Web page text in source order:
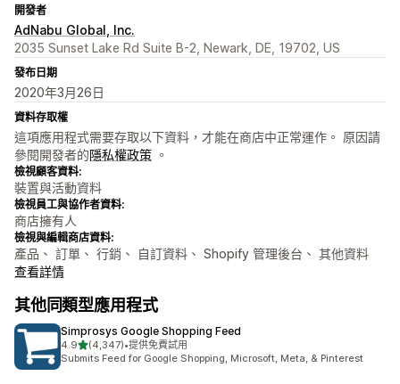
開發者
AdNabu Global, Inc.
2035 Sunset Lake Rd Suite B-2, Newark, DE, 19702, US
發布日期
2020年3月26日
資料存取權
這項應用程式需要存取以下資料，才能在商店中正常運作。 原因請
參閱開發者的隱私權政策 。
檢視顧客資料:
裝置與活動資料
檢視員工與協作者資料:
商店擁有人
檢視與編輯商店資料:
產品、 訂單、 行銷、 自訂資料、 Shopify 管理後台、 其他資料
查看詳情
其他同類型應用程式
Simprosys Google Shopping Feed
4.9滿分 5 顆星
(4,347)
共有 4347 則評價
•提供免費試用
Submits Feed for Google Shopping, Microsoft, Meta, & Pinterest